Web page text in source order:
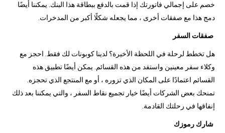
خصم على إجمالي فاتورتك إذا قمت بالدفع ببطاقة هذا البنك. يمكننا أيضًا
دمج هذا مع صفقات أخرى ، مما يجعله شكلًا أكبر من المدخرات.
صفقات السفر
هل تخطط لرحلة في اللحظة الأخيرة؟ لدينا كوبونات لك فقط. احجز مع
وكلاء سفر معينين واستفد من هذه القسائم. يمكن أيضًا تطبيق هذه
القسائم اعتمادًا على المكان الذي تزوره ، أو مع المنتجع الذي تحجزه.
تمنحك بعض الشركات أيضًا خيار تجميع نقاط السفر ، والتي يمكننا بعد ذلك
إنفاقها في رحلتك القادمة.
شارك رموزك